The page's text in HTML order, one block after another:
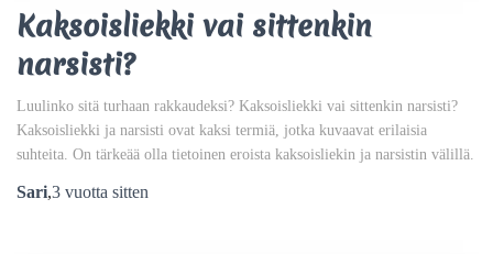
Kaksoisliekki vai sittenkin
narsisti?
Luulinko sitä turhaan rakkaudeksi? Kaksoisliekki vai sittenkin narsisti?
Kaksoisliekki ja narsisti ovat kaksi termiä, jotka kuvaavat erilaisia
suhteita. On tärkeää olla tietoinen eroista kaksoisliekin ja narsistin välillä.
Sari,3 vuotta sitten